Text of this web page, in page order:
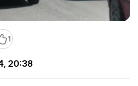
Video
1
20:38